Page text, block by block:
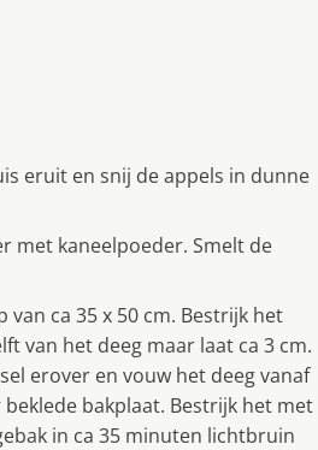
eruit en snij de appels in dunne
met kaneelpoeder. Smelt de
ca 35 x 50 cm. Bestrijk het
van het deeg maar laat ca 3 cm.
erover en vouw het deeg vanaf
bakplaat. Bestrijk het met
in ca 35 minuten lichtbruin